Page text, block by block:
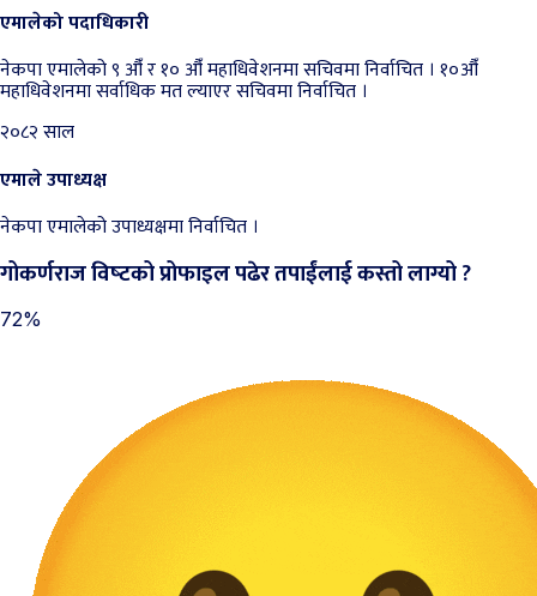
एमालेको पदाधिकारी
नेकपा एमालेको ९ औँ र १० औँ महाधिवेशनमा सचिवमा निर्वाचित । १०औँ
महाधिवेशनमा सर्वाधिक मत ल्याएर सचिवमा निर्वाचित ।
२०८२ साल
एमाले उपाध्यक्ष
नेकपा एमालेको उपाध्यक्षमा निर्वाचित ।
गोकर्णराज विष्‍टको प्रोफाइल पढेर तपाईंलाई कस्तो लाग्यो ?
72%